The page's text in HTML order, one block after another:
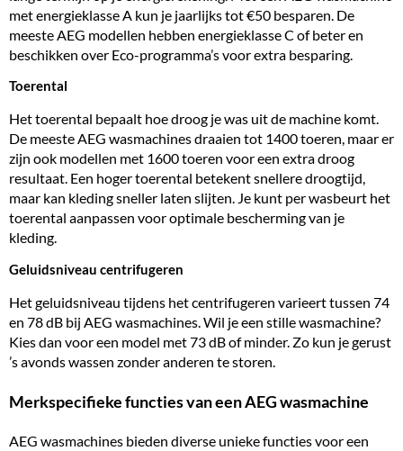
met energieklasse A kun je jaarlijks tot €50 besparen. De
meeste AEG modellen hebben energieklasse C of beter en
beschikken over Eco-programma’s voor extra besparing.
Toerental
Het toerental bepaalt hoe droog je was uit de machine komt.
De meeste AEG wasmachines draaien tot 1400 toeren, maar er
zijn ook modellen met 1600 toeren voor een extra droog
resultaat. Een hoger toerental betekent snellere droogtijd,
maar kan kleding sneller laten slijten. Je kunt per wasbeurt het
toerental aanpassen voor optimale bescherming van je
kleding.
Geluidsniveau centrifugeren
Het geluidsniveau tijdens het centrifugeren varieert tussen 74
en 78 dB bij AEG wasmachines. Wil je een stille wasmachine?
Kies dan voor een model met 73 dB of minder. Zo kun je gerust
’s avonds wassen zonder anderen te storen.
Merkspecifieke functies van een AEG wasmachine
AEG wasmachines bieden diverse unieke functies voor een